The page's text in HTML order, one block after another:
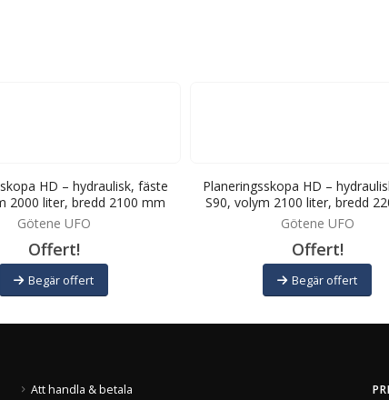
HD – hydraulisk, fäste
2000 liter, bredd 2100 mm
Götene UFO
Offert!
Begär offert
Planeringsskopa HD –
S90, volym 2100 liter, bredd
Götene UFO
Offert!
Begär offert
Att handla & betala